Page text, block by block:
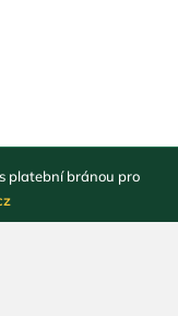
platební bránou pro